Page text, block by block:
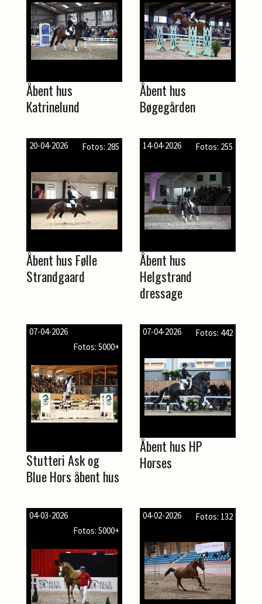
Åbent hus
Katrinelund
Åbent hus
Bøgegården
20-04-2026 Fotos: 285
Åbent hus Følle
Strandgaard
14-04-2026 Fotos: 255
Åbent hus
Helgstrand
dressage
07-04-2026
Fotos: 5000+
Stutteri Ask og
Blue Hors åbent hus
07-04-2026 Fotos: 442
Åbent hus HP
Horses
04-03-2026
Fotos: 5000+
04-02-2026 Fotos: 132